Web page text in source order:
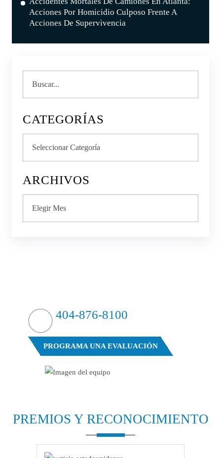
Acciones Por Homicidio Culposo Frente A
Acciones De Supervivencia
CATEGORÍAS
ARCHIVOS
PROGRAMA UNA EVALUACIÓN
404-876-8100
PREMIOS Y RECONOCIMIENTO